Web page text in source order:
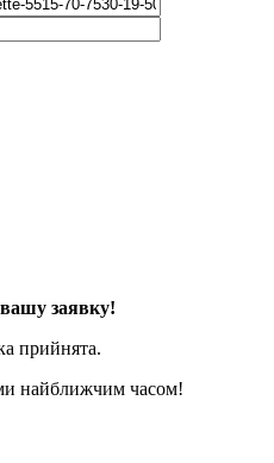
заявку!
прийнята.
найближчим часом!